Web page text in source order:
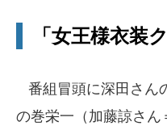
「女王様衣装
番組冒頭に深田さん
の巻栄一（加藤諒さ